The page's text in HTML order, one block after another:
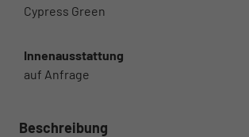
Cypress Green
Innenausstattung
auf Anfrage
Beschreibung